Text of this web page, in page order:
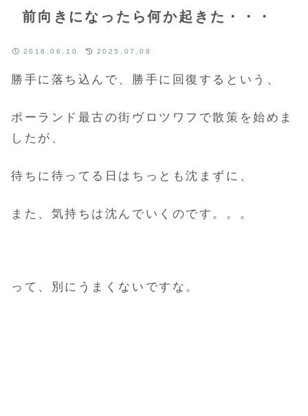
前向きになったら何か起きた・・・
2016.06.10 2025.07.08
勝手に落ち込んで、勝手に回復するという、
ポーランド最古の街ヴロツワフで散策を始めま
したが、
待ちに待ってる日はちっとも沈まずに、
また、気持ちは沈んでいくのです。。。
って、別にうまくないですな。